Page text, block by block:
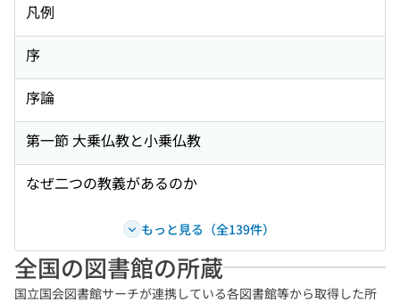
凡例
序
序論
第一節 大乗仏教と小乗仏教
なぜ二つの教義があるのか
もっと見る（全139件）
全国の図書館の所蔵
国立国会図書館サーチが連携している各図書館等から取得した所